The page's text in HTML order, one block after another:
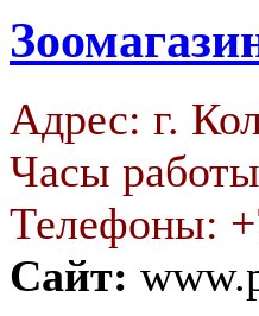
Адрес: г.
Часы
Телефоны:
Сайт: